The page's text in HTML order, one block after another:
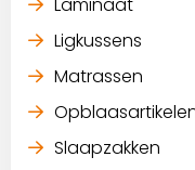
Laminaat
Ligkussens
Matrassen
Slaapzakken